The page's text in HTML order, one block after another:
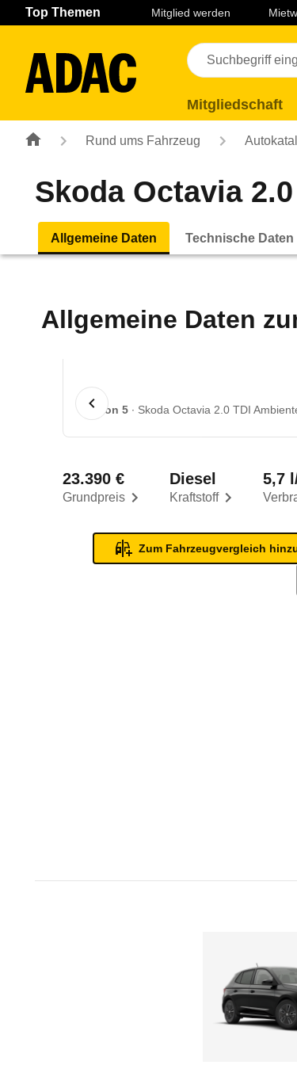
Navigation Seiteninhalt Fußzeile
Top Themen Mitglied werden
Mitgliedschaft
Rund ums Fahrzeug
Skoda Octavia
Allgemeine Daten Technische Daten
Allgemeine Daten
1 von 5 Skoda Octavia 2.0 TDI
Grundpreis
23.390 €
Kraftstoff
Diesel 5,7
Zum Fahrzeugvergleich